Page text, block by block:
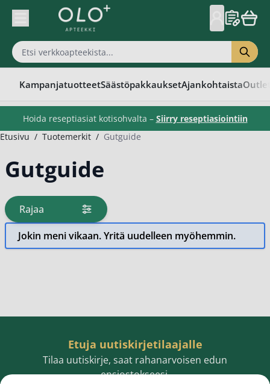
Skip to Content
KampanjatuotteetSäästöpakkauksetAjankohtaista
Hoida reseptiasiat kotisohvalta – Siirry reseptiasiointiin
Etusivu / Tuotemerkit / Gutguide
Gutguide
Rajaa
tuotteita
Jokin meni vikaan. Yritä uudelleen myöhemmin.
Etuja uutiskirjetilaajalle
Tilaa uutiskirje, saat rahanarvoisen edun
ensiostokseesi.